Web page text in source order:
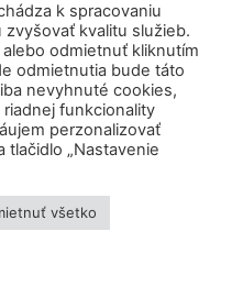
k spracovaniu
kvalitu služieb.
odmietnuť kliknutím
odmietnutia bude táto
nevyhnuté cookies,
funkcionality
perzonalizovať
tlačidlo „Nastavenie
všetko